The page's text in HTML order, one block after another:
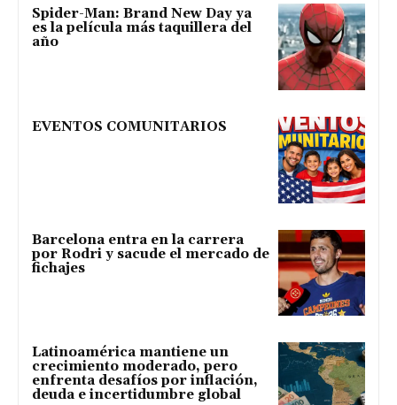
Spider-Man: Brand New Day ya
es la película más taquillera del
año
EVENTOS COMUNITARIOS
Barcelona entra en la carrera
por Rodri y sacude el mercado de
fichajes
Latinoamérica mantiene un
crecimiento moderado, pero
enfrenta desafíos por inflación,
deuda e incertidumbre global